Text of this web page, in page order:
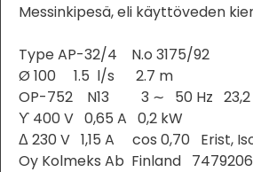
Messinkipesä, eli käyttöveden
Type AP-32/4 N.o 3175/92
Ø 100 1.5 l/s 2.7 m
OP-752 N13 3 ∼ 50 Hz 23,2
ϒ 400 V 0,65 A 0,2 kW
Δ 230 V 1,15 A cos 0,70 Erist,
Oy Kolmeks Ab Finland 7479206